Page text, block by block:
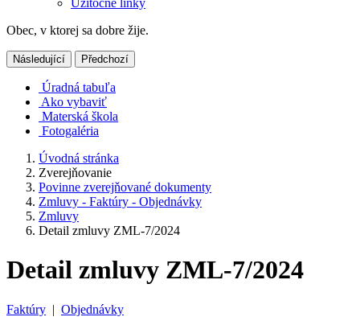
Užitočné linky
Obec, v ktorej sa dobre žije.
Následující Předchozí
Úradná tabuľa
Ako vybaviť
Materská škola
Fotogaléria
Úvodná stránka
Zverejňovanie
Povinne zverejňované dokumenty
Zmluvy - Faktúry - Objednávky
Zmluvy
Detail zmluvy ZML-7/2024
Detail zmluvy ZML-7/2024
Faktúry | Objednávky